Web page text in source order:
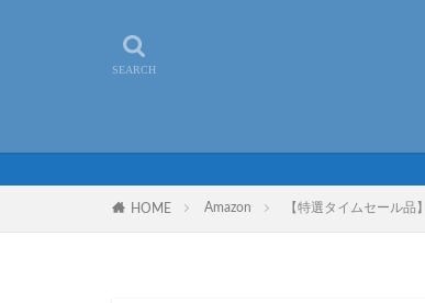
HOME Amazon 【特選タイムセール